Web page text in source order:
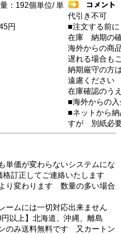
：192個単位/ 単
円
代引き不可
■注文する前に
在庫 納期の
海外からの商
遅れる場合も
納期厳守の方
遠慮ください
在庫確認のう
■海外からの
■ネットから
すが 別紙必
単価が変わらないシステムにな
訂正してご連絡いたします
り変わります 数量の多い場合
ームには一切対応出来ません
以上】北海道、沖縄、離島
のみ送料無料です 又カートン